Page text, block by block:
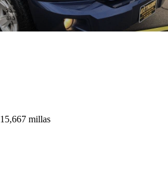
15,667 millas